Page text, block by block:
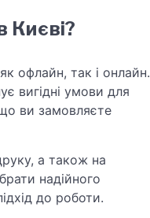
Києві?
офлайн, так і онлайн.
вигідні умови для
ви замовляєте
а також на
надійного
до роботи.